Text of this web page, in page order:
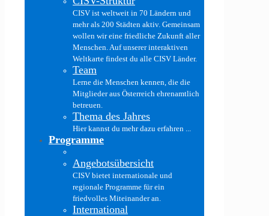
CISV ist weltweit in 70 Ländern und
mehr als 200 Städten aktiv. Gemeinsam
wollen wir eine friedliche Zukunft aller
Menschen. Auf unserer interaktiven
Weltkarte findest du alle CISV Länder.
Team
Lerne die Menschen kennen, die die
Mitglieder aus Österreich ehrenamtlich
betreuen.
Thema des Jahres
Hier kannst du mehr dazu erfahren ...
Programme
Angebotsübersicht
CISV bietet internationale und
regionale Programme für ein
friedvolles Miteinander an.
International